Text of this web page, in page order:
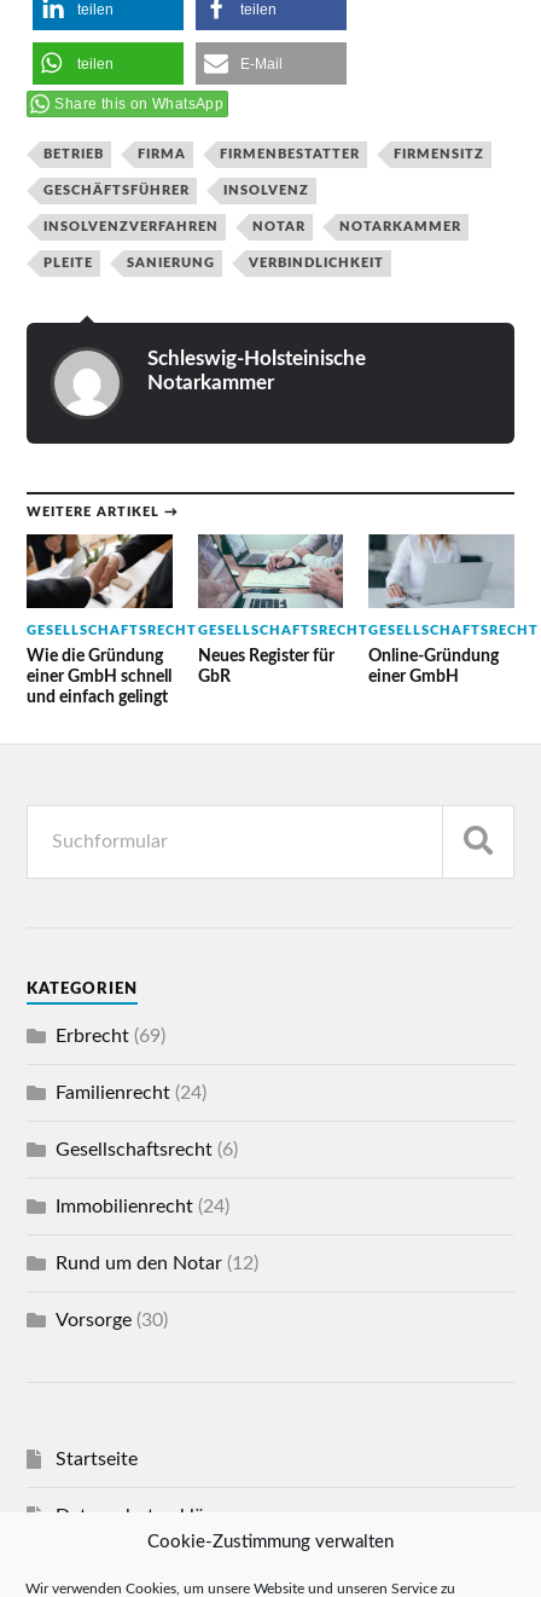
Cookie-Zustimmung verwalten
Wir verwenden Cookies, um unsere Website und unseren Service zu
teilen teilen
teilen E-Mail
Share this on WhatsApp
BETRIEB FIRMA FIRMENBESTATTER FIRMENSITZ
GESCHÄFTSFÜHRER INSOLVENZ
INSOLVENZVERFAHREN NOTAR NOTARKAMMER
PLEITE SANIERUNG VERBINDLICHKEIT
Schleswig-Holsteinische
Notarkammer
WEITERE ARTIKEL →
GESELLSCHAFTSRECHT
Wie die Gründung
einer GmbH schnell
und einfach gelingt
GESELLSCHAFTSRECHT
Neues Register für
GbR
GESELLSCHAFTSRECHT
Online-Gründung
einer GmbH
KATEGORIEN
Erbrecht (69)
Familienrecht (24)
Gesellschaftsrecht (6)
Immobilienrecht (24)
Rund um den Notar (12)
Vorsorge (30)
Startseite
Datenschutzerklärung